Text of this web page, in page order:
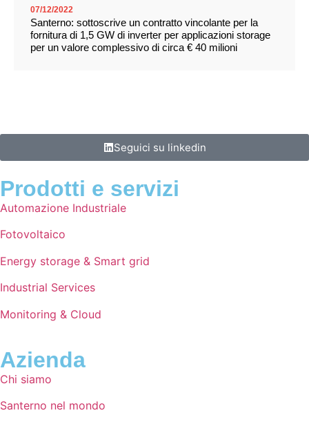
07/12/2022
Santerno: sottoscrive un contratto vincolante per la
fornitura di 1,5 GW di inverter per applicazioni storage
per un valore complessivo di circa € 40 milioni
Seguici su linkedin
Prodotti e servizi
Automazione Industriale
Fotovoltaico
Energy storage & Smart grid
Industrial Services
Monitoring & Cloud
Azienda
Chi siamo
Santerno nel mondo